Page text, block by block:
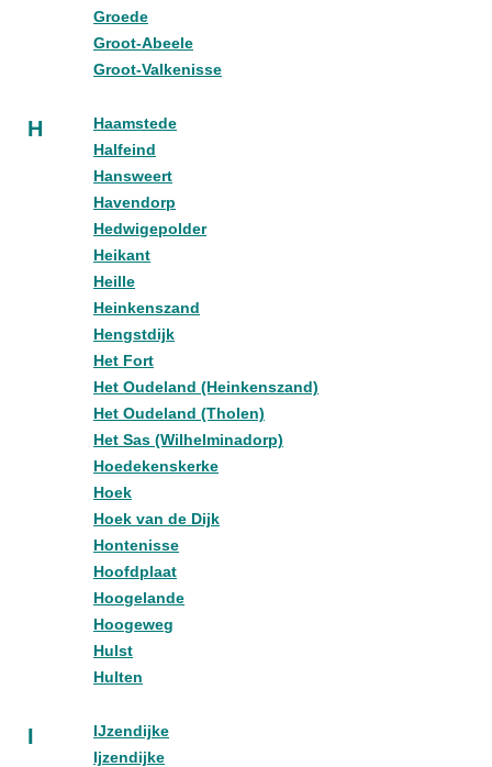
Groede
Groot-Abeele
Groot-Valkenisse
H
Haamstede
Halfeind
Hansweert
Havendorp
Hedwigepolder
Heikant
Heille
Heinkenszand
Hengstdijk
Het Fort
Het Oudeland (Heinkenszand)
Het Oudeland (Tholen)
Het Sas (Wilhelminadorp)
Hoedekenskerke
Hoek
Hoek van de Dijk
Hontenisse
Hoofdplaat
Hoogelande
Hoogeweg
Hulst
Hulten
I
IJzendijke
Ijzendijke